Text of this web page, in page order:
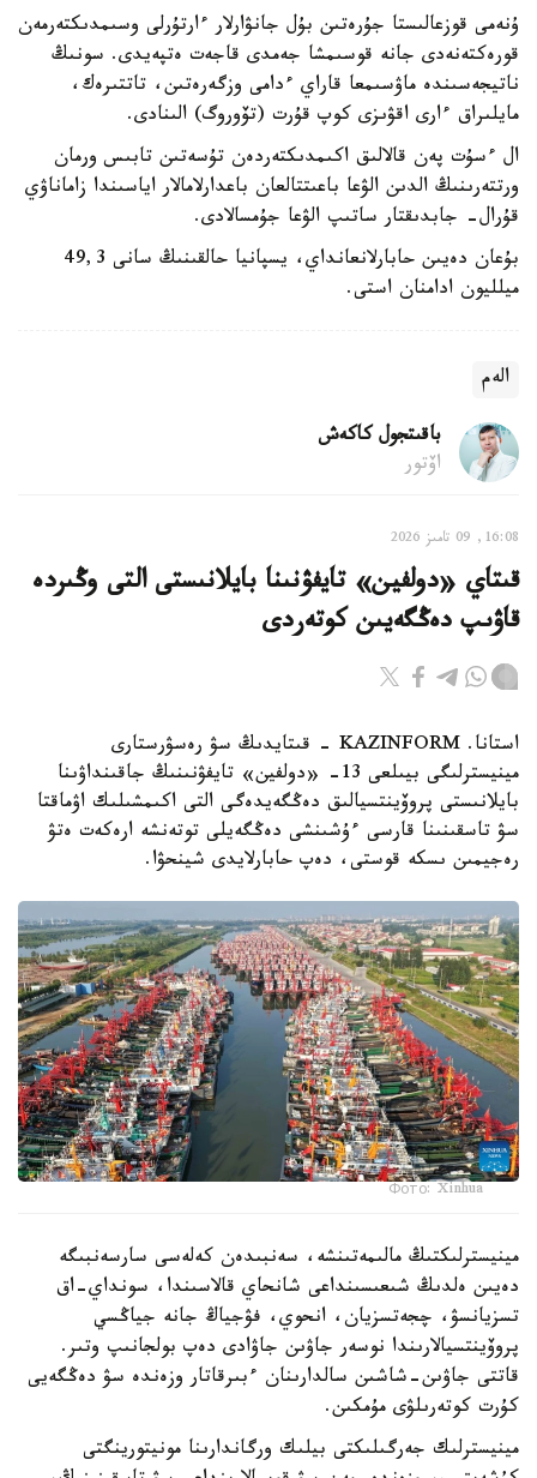
ۇنەمى قوزعالىستا جۇرەتىن بۇل جانۋارلار ءارتۇرلى وسىمدىكتەرمەن
قورەكتەنەدى جانە قوسىمشا جەمدى قاجەت ەتپەيدى. سونىڭ
ناتيجەسىندە ماۋسىمعا قاراي ءدامى وزگەرەتىن، تاتتىرەك،
مايلىراق ءارى اقۋىزى كوپ قۇرت (تۆوروگ) الىنادى.
ال ءسۇت پەن قالالىق اكىمدىكتەردەن تۇسەتىن تابىس ورمان
ورتتەرىنىڭ الدىن الۋعا باعىتتالعان باعدارلامالار اياسىندا زاماناۋي
قۇرال- جابدىقتار ساتىپ الۋعا جۇمسالادى.
بۇعان دەيىن حابارلانعانداي، يسپانيا حالقىنىڭ سانى 49,3
ميلليون ادامنان استى.
الەم
باقىتجول كاكەش
اۆتور
16:08, 09 تامىز 2026
قىتاي «دولفين» تايفۋنىنا بايلانىستى التى وڭىردە
قاۋىپ دەڭگەيىن كوتەردى
استانا. KAZINFORM - قىتايدىڭ سۋ رەسۋرستارى
مينيسترلىگى بيىلعى 13- «دولفين» تايفۋنىنىڭ جاقىنداۋىنا
بايلانىستى پروۆينتسيالىق دەڭگەيدەگى التى اكىمشىلىك اۋماقتا
سۋ تاسقىنىنا قارسى ءۇشىنشى دەڭگەيلى توتەنشە ارەكەت ەتۋ
رەجيمىن ىسكە قوستى، دەپ حابارلايدى شينحۋا.
Фото: Xinhua
مينيسترلىكتىڭ مالىمەتىنشە، سەنبىدەن كەلەسى سارسەنبىگە
دەيىن ەلدىڭ شىعىسىنداعى شانحاي قالاسىندا، سونداي-اق
تسزيانسۋ، چجەتسزيان، انحوي، فۋجياڭ جانە جياڭسي
پروۆينتسيالارىندا نوسەر جاۋىن جاۋادى دەپ بولجانىپ وتىر.
قاتتى جاۋىن-شاشىن سالدارىنان ءبىرقاتار وزەندە سۋ دەڭگەيى
كۇرت كوتەرىلۋى مۇمكىن.
مينيسترلىك جەرگىلىكتى بيلىك ورگاندارىنا مونيتورينگتى